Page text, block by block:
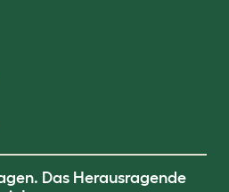
Das Herausragende